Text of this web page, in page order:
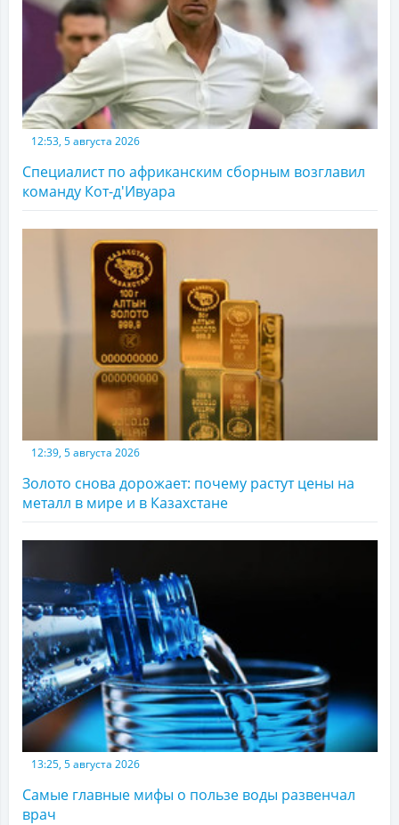
12:53, 5 августа 2026
Специалист по африканским сборным возглавил
команду Кот-д'Ивуара
12:39, 5 августа 2026
Золото снова дорожает: почему растут цены на
металл в мире и в Казахстане
13:25, 5 августа 2026
Самые главные мифы о пользе воды развенчал
врач